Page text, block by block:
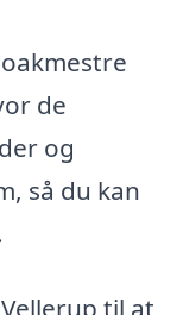
de
og
så du kan
til at